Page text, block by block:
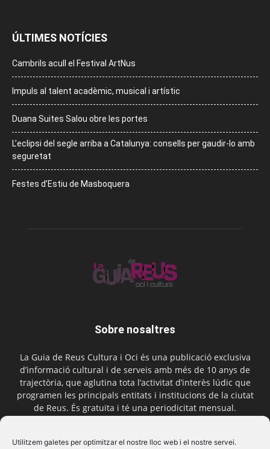
Utilitzem galetes per optimitzar el nostre lloc web i el nostre servei.
ÚLTIMES NOTÍCIES
Cambrils acull el Festival ArtNus
Impuls al talent acadèmic, musical i artístic
Duana Suites Salou obre les portes
L’eclipsi del segle arriba a Catalunya: consells per gaudir-lo amb
seguretat
Festes d’Estiu de Masboquera
Sobre nosaltres
La Guia de Reus Cultura i Oci és una publicació exclusiva
d’informació cultural i de serveis amb més de 10 anys de
trajectòria, que aglutina tota l’activitat d’interès lúdic que
programen les principals entitats i institucions de la ciutat
de Reus. És gratuïta i té una periodicitat mensual.